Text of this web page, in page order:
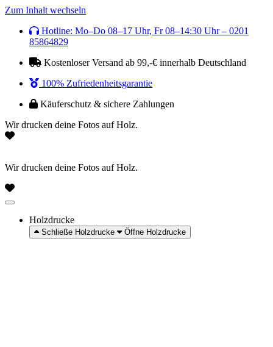
Zum Inhalt wechseln
Hotline: Mo–Do 08–17 Uhr, Fr 08–14:30 Uhr – 0201
85864829
Kostenloser Versand ab 99,-€ innerhalb Deutschland
100% Zufriedenheitsgarantie
Käuferschutz & sichere Zahlungen
Wir drucken deine Fotos auf Holz.
Wir drucken deine Fotos auf Holz.
Holzdrucke
Schließe Holzdrucke Öffne Holzdrucke